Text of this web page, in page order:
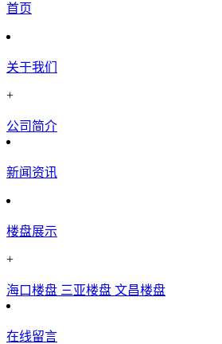
首页
关于我们
+
公司简介
新闻资讯
楼盘展示
+
海口楼盘 三亚楼盘 文昌楼盘
在线留言